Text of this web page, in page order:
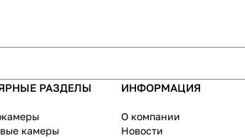
РАЗДЕЛЫ
камеры
ИНФОРМАЦИЯ
О компании
Новости